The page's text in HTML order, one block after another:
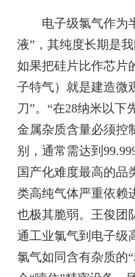
电子级氯气作为
液”，其纯度长期是
如果把硅片比作芯片
子特气）就是建造微
刀”。“在28纳米以下
金属杂质含量必须控
别，通常需达到
国产化难度最高的品
类高纯气体严重依赖
也极其脆弱。王俊团
通工业氯气到电子级
氯气如同含有杂质的